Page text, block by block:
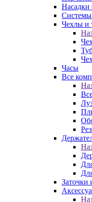
Насадки
Системы
Чехлы и
Часы
Все
Заточки